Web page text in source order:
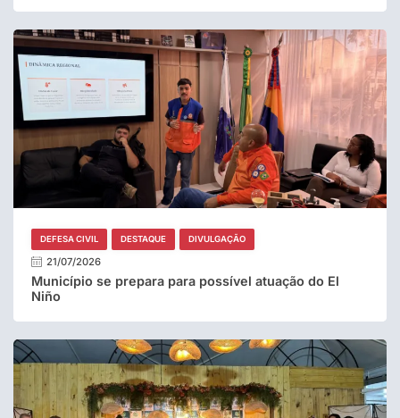
DEFESA CIVIL DESTAQUE DIVULGAÇÃO
21/07/2026
Município se prepara para possível atuação do El
Niño